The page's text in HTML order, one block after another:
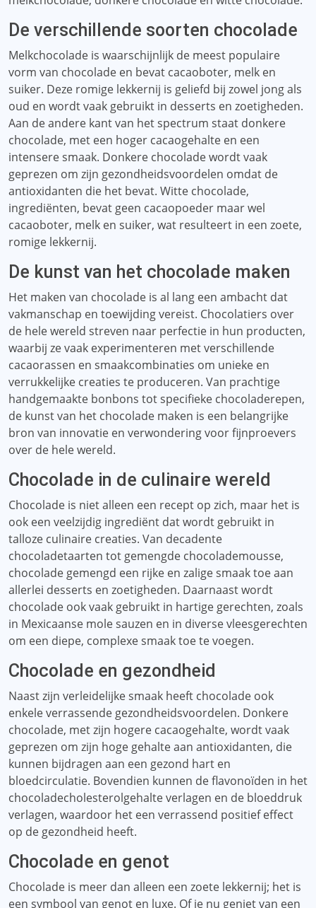
De verschillende soorten chocolade
Melkchocolade is waarschijnlijk de meest populaire
vorm van chocolade en bevat cacaoboter, melk en
suiker. Deze romige lekkernij is geliefd bij zowel jong als
oud en wordt vaak gebruikt in desserts en zoetigheden.
Aan de andere kant van het spectrum staat donkere
chocolade, met een hoger cacaogehalte en een
intensere smaak. Donkere chocolade wordt vaak
geprezen om zijn gezondheidsvoordelen omdat de
antioxidanten die het bevat. Witte chocolade,
ingrediënten, bevat geen cacaopoeder maar wel
cacaoboter, melk en suiker, wat resulteert in een zoete,
romige lekkernij.
De kunst van het chocolade maken
Het maken van chocolade is al lang een ambacht dat
vakmanschap en toewijding vereist. Chocolatiers over
de hele wereld streven naar perfectie in hun producten,
waarbij ze vaak experimenteren met verschillende
cacaorassen en smaakcombinaties om unieke en
verrukkelijke creaties te produceren. Van prachtige
handgemaakte bonbons tot specifieke chocoladerepen,
de kunst van het chocolade maken is een belangrijke
bron van innovatie en verwondering voor fijnproevers
over de hele wereld.
Chocolade in de culinaire wereld
Chocolade is niet alleen een recept op zich, maar het is
ook een veelzijdig ingrediënt dat wordt gebruikt in
talloze culinaire creaties. Van decadente
chocoladetaarten tot gemengde chocolademousse,
chocolade gemengd een rijke en zalige smaak toe aan
allerlei desserts en zoetigheden. Daarnaast wordt
chocolade ook vaak gebruikt in hartige gerechten, zoals
in Mexicaanse mole sauzen en in diverse vleesgerechten
om een ​​diepe, complexe smaak toe te voegen.
Chocolade en gezondheid
Naast zijn verleidelijke smaak heeft chocolade ook
enkele verrassende gezondheidsvoordelen. Donkere
chocolade, met zijn hogere cacaogehalte, wordt vaak
geprezen om zijn hoge gehalte aan antioxidanten, die
kunnen bijdragen aan een gezond hart en
bloedcirculatie. Bovendien kunnen de flavonoïden in het
chocoladecholesterolgehalte verlagen en de bloeddruk
verlagen, waardoor het een verrassend positief effect
op de gezondheid heeft.
Chocolade en genot
Chocolade is meer dan alleen een zoete lekkernij; het is
een symbool van genot en luxe. Of je nu geniet van een